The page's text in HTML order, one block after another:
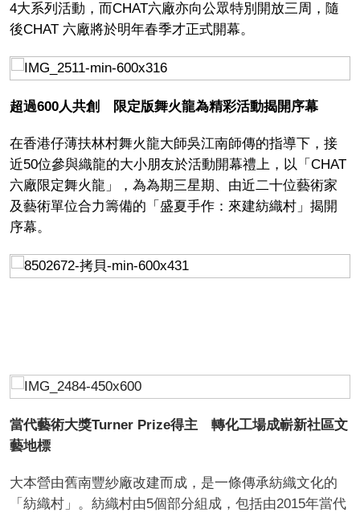
4大系列活動，而CHAT六廠亦向公眾特別開放三周，隨
後CHAT 六廠將於明年春季才正式開幕。
超過600人共創 限定版舞火龍為精彩活動揭開序幕
在香港仔薄扶林村舞火龍大師吳江南師傳的指導下，接
近50位參與織龍的大小朋友於活動開幕禮上，以「CHAT
六廠限定舞火龍」，為為期三星期、由近二十位藝術家
及藝術單位合力籌備的「盛夏手作：來建紡織村」揭開
序幕。
當代藝術大獎Turner Prize得主 轉化工場成嶄新社區文
藝地標
大本營由舊南豐紗廠改建而成，是一條傳承紡織文化的
「紡織村」。紡織村由5個部分組成，包括由2015年當代